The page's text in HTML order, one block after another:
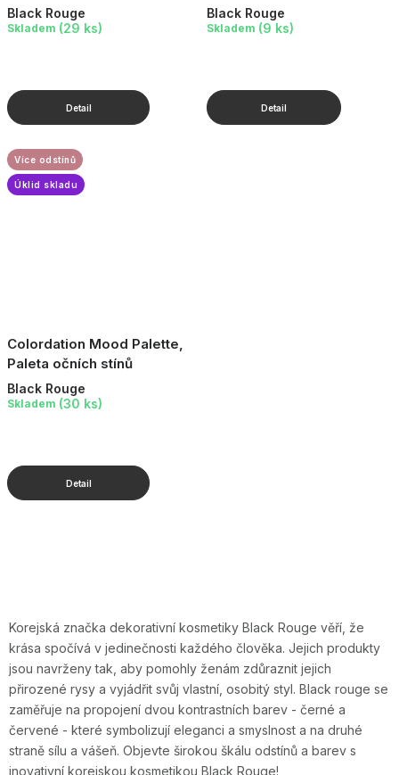
Black Rouge
Skladem (29 ks)
Black Rouge
Skladem (9 ks)
Colordation Mood Palette,
Paleta očních stínů
Více odstínů
Úklid skladu
Black Rouge
Skladem (30 ks)
l
á
d
a
c
í
p
Korejská značka dekorativní kosmetiky Black Rouge věří, že
krása spočívá v jedinečnosti každého člověka. Jejich produkty
jsou navrženy tak, aby pomohly ženám zdůraznit jejich
přirozené rysy a vyjádřit svůj vlastní, osobitý styl. Black rouge se
zaměřuje na propojení dvou kontrastních barev - černé a
červené - které symbolizují eleganci a smyslnost a na druhé
straně sílu a vášeň. Objevte širokou škálu odstínů a barev s
inovativní korejskou kosmetikou Black Rouge!